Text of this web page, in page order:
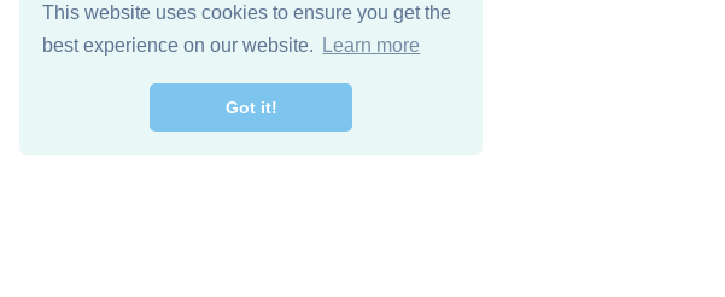
This website uses cookies to ensure you get the
best experience on our website.
Learn more
Got it!